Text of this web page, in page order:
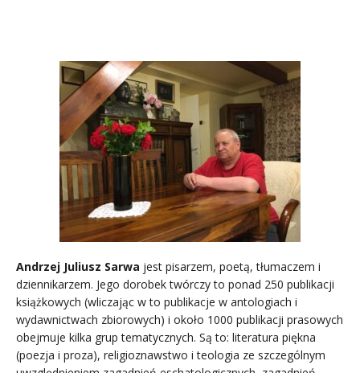
Andrzej Juliusz Sarwa jest pisarzem, poetą, tłumaczem i
dziennikarzem. Jego dorobek twórczy to ponad 250 publikacji
książkowych (wliczając w to publikacje w antologiach i
wydawnictwach zbiorowych) i około 1000 publikacji prasowych
obejmuje kilka grup tematycznych. Są to: literatura piękna
(poezja i proza), religioznawstwo i teologia ze szczególnym